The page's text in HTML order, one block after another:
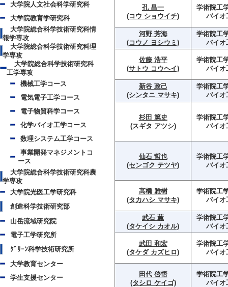
大学院人文社会科学研究科
大学院教育学研究科
大学院総合科学技術研究科情
報学専攻
大学院総合科学技術研究科理
学専攻
大学院総合科学技術研究科
工学専攻
機械工学コース
電気電子工学コース
電子物質科学コース
化学バイオ工学コース
数理システム工学コース
事業開発マネジメントコ
ース
大学院総合科学技術研究科農
学専攻
大学院光医工学研究科
創造科学技術研究部
山岳流域研究院
電子工学研究所
ｸﾞﾘｰﾝ科学技術研究所
大学教育センター
学生支援センター
孔 昌一
(コウ ショウイチ)
学術院工
バイオ
河野 芳海
(コウノ ヨシウミ)
学術院工
バイオ
佐藤 浩平
(サトウ コウヘイ)
学術院工
バイオ
新谷 政己
(シンタニ マサキ)
学術院工
バイオ
杉田 篤史
(スギタ アツシ)
学術院工
バイオ
仙石 哲也
(センゴク テツヤ)
学術院工
バイオ
高橋 雅樹
(タカハシ マサキ)
学術院工
バイオ
武石 薫
(タケイシ カオル)
学術院工
バイオ
武田 和宏
(タケダ カズヒロ)
学術院工
バイオ
田代 啓悟
(タシロ ケイゴ)
学術院工
バイオ